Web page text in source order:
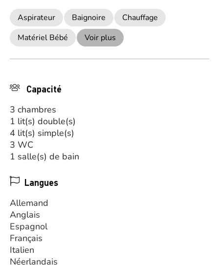
Aspirateur Baignoire
Chauffage
Matériel Bébé
Voir plus
Capacité
3 chambres
1 lit(s) double(s)
4 lit(s) simple(s)
3 WC
1 salle(s) de bain
Langues
Allemand
Anglais
Espagnol
Français
Italien
Néerlandais